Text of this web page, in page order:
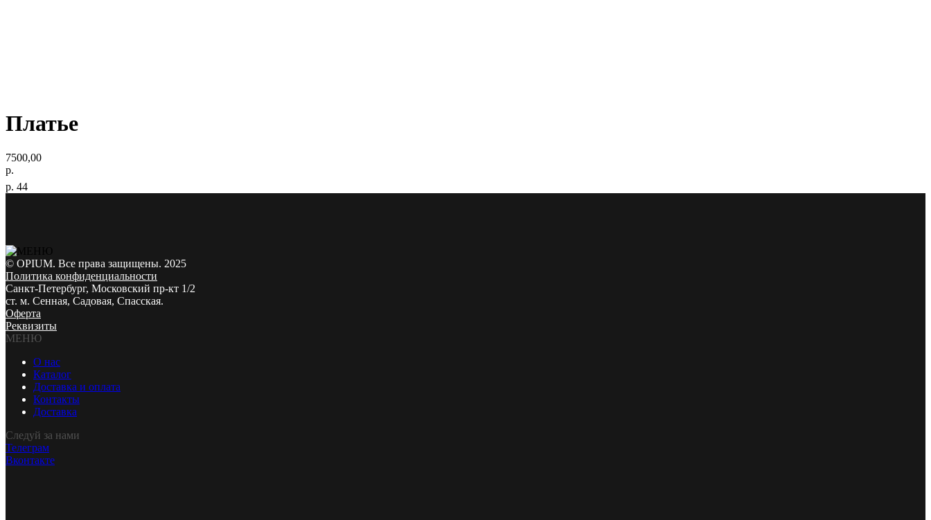
Платье
7500,00
р.
р. 44
© OPIUM. Все права защищены. 2025
Политика конфиденциальности
Санкт-Петербург, Московский пр-кт 1/2
ст. м. Сенная, Садовая, Спасская.
Оферта
Реквизиты
МЕНЮ
О нас
Каталог
Доставка и оплата
Контакты
Доставка
Следуй за нами
Телеграм
Вконтакте